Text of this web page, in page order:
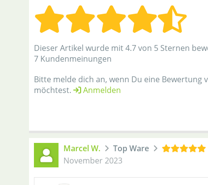
Dieser Artikel wurde mit 4.7 von 5 Sternen
7 Kundenmeinungen
Bitte melde dich an, wenn Du eine Bewertung
möchtest.
Anmelden
Marcel W.
Top Ware
November 2023